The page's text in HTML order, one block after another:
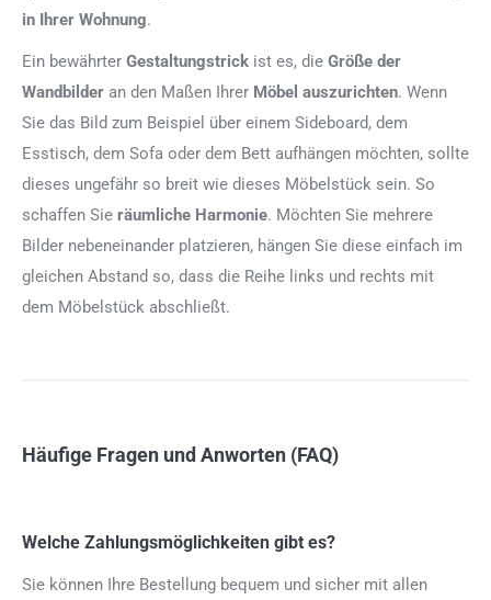
in Ihrer Wohnung.
Ein bewährter Gestaltungstrick ist es, die Größe der
Wandbilder an den Maßen Ihrer Möbel auszurichten. Wenn
Sie das Bild zum Beispiel über einem Sideboard, dem
Esstisch, dem Sofa oder dem Bett aufhängen möchten, sollte
dieses ungefähr so breit wie dieses Möbelstück sein. So
schaffen Sie räumliche Harmonie. Möchten Sie mehrere
Bilder nebeneinander platzieren, hängen Sie diese einfach im
gleichen Abstand so, dass die Reihe links und rechts mit
dem Möbelstück abschließt.
Häufige Fragen und Anworten (FAQ)
Welche Zahlungsmöglichkeiten gibt es?
Sie können Ihre Bestellung bequem und sicher mit allen